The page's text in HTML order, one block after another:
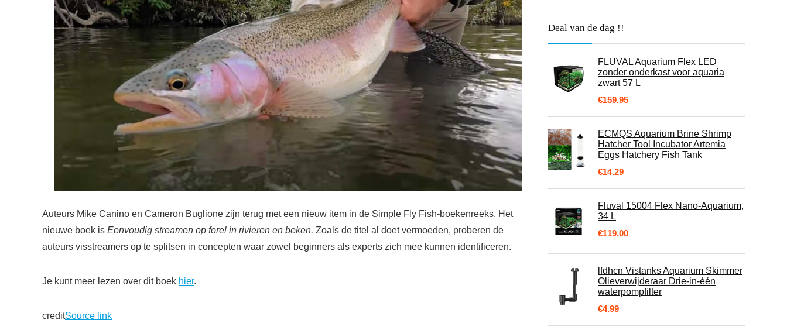
Auteurs Mike Canino en Cameron Buglione zijn terug met een nieuw item in de Simple Fly Fish-boekenreeks. Het
nieuwe boek is Eenvoudig streamen op forel in rivieren en beken. Zoals de titel al doet vermoeden, proberen de
auteurs visstreamers op te splitsen in concepten waar zowel beginners als experts zich mee kunnen identificeren.
Je kunt meer lezen over dit boek hier.
creditSource link
Deal van de dag !!
FLUVAL Aquarium Flex LED
zonder onderkast voor aquaria
zwart 57 L
€159.95
ECMQS Aquarium Brine Shrimp
Hatcher Tool Incubator Artemia
Eggs Hatchery Fish Tank
€14.29
Fluval 15004 Flex Nano-Aquarium,
34 L
€119.00
lfdhcn Vistanks Aquarium Skimmer
Olieverwijderaar Drie-in-één
waterpompfilter
€4.99